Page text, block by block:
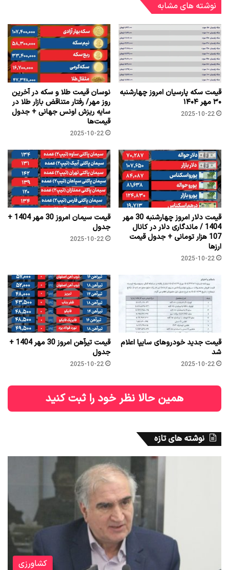
نوشته های مشابه
قیمت سکه پارسیان امروز چهارشنبه
۳۰ مهر ۱۴۰۴
2025-10-22
نوسان قیمت طلا و سکه در آخرین
روز مهر/ رفتار متناقض بازار طلا در
سایه ریزش اونس جهانی + جدول
قیمت‌ها
2025-10-22
قیمت دلار امروز چهارشنبه 30 مهر
1404 / ماندگاری دلار در کانال
107 هزار تومانی + جدول قیمت
ارزها
2025-10-22
قیمت سیمان امروز 30 مهر 1404 +
جدول
2025-10-22
قیمت جدید خودروهای سایپا اعلام
شد
2025-10-22
قیمت تیرآهن امروز 30 مهر 1404 +
جدول
2025-10-22
همین حالا نظر خود را ثبت کنید
نوشته های تازه
کشاورزی